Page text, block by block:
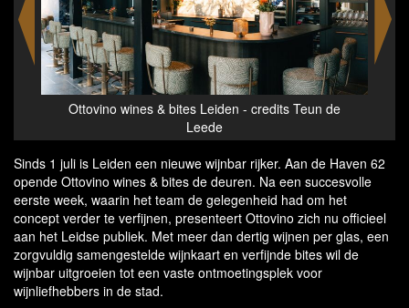
Ottovino wines & bites Leiden
Sinds 1 juli is Leiden een nieuwe wijnbar rijker. Aan de Haven 62
opende Ottovino wines & bites de deuren. Na een succesvolle
eerste week, waarin het team de gelegenheid had om het
concept verder te verfijnen, presenteert Ottovino zich nu officieel
aan het Leidse publiek. Met meer dan dertig wijnen per glas, een
zorgvuldig samengestelde wijnkaart en verfijnde bites wil de
wijnbar uitgroeien tot een vaste ontmoetingsplek voor
wijnliefhebbers in de stad.